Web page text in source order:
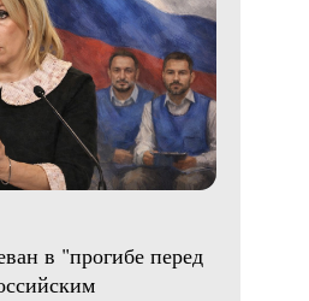
в "прогибе перед